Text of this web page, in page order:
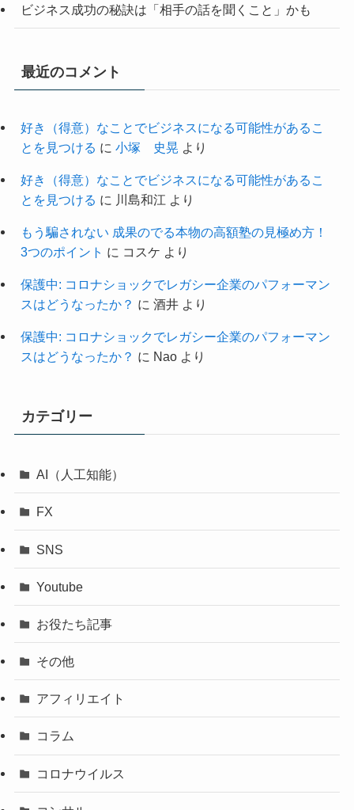
ビジネス成功の秘訣は「相手の話を聞くこと」かも
最近のコメント
好き（得意）なことでビジネスになる可能性があるこ
とを見つける に 小塚 史晃 より
好き（得意）なことでビジネスになる可能性があるこ
とを見つける に 川島和江 より
もう騙されない 成果のでる本物の高額塾の見極め方！
3つのポイント に コスケ より
保護中: コロナショックでレガシー企業のパフォーマン
スはどうなったか？ に 酒井より
保護中: コロナショックでレガシー企業のパフォーマン
スはどうなったか？ に Naoより
カテゴリー
AI（人工知能）
FX
SNS
Youtube
お役たち記事
その他
アフィリエイト
コラム
コロナウイルス